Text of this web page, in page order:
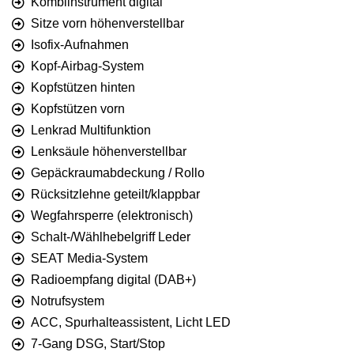
Sitze vorn höhenverstellbar
Isofix-Aufnahmen
Kopf-Airbag-System
Kopfstützen hinten
Kopfstützen vorn
Lenkrad Multifunktion
Lenksäule höhenverstellbar
Gepäckraumabdeckung / Rollo
Rücksitzlehne geteilt/klappbar
Wegfahrsperre (elektronisch)
Schalt-/Wählhebelgriff Leder
SEAT Media-System
Radioempfang digital (DAB+)
Notrufsystem
ACC, Spurhalteassistent, Licht LED
7-Gang DSG, Start/Stop